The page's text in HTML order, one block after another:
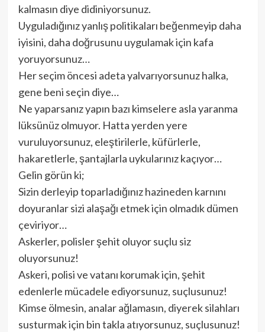
kalmasın diye didiniyorsunuz.
Uyguladığınız yanlış politikaları beğenmeyip daha
iyisini, daha doğrusunu uygulamak için kafa
yoruyorsunuz…
Her seçim öncesi adeta yalvarıyorsunuz halka,
gene beni seçin diye…
Ne yaparsanız yapın bazı kimselere asla yaranma
lüksünüz olmuyor. Hatta yerden yere
vuruluyorsunuz, eleştirilerle, küfürlerle,
hakaretlerle, şantajlarla uykularınız kaçıyor…
Gelin görün ki;
Sizin derleyip toparladığınız hazineden karnını
doyuranlar sizi alaşağı etmek için olmadık dümen
çeviriyor…
Askerler, polisler şehit oluyor suçlu siz
oluyorsunuz!
Askeri, polisi ve vatanı korumak için, şehit
edenlerle mücadele ediyorsunuz, suçlusunuz!
Kimse ölmesin, analar ağlamasın, diyerek silahları
susturmak için bin takla atıyorsunuz, suçlusunuz!